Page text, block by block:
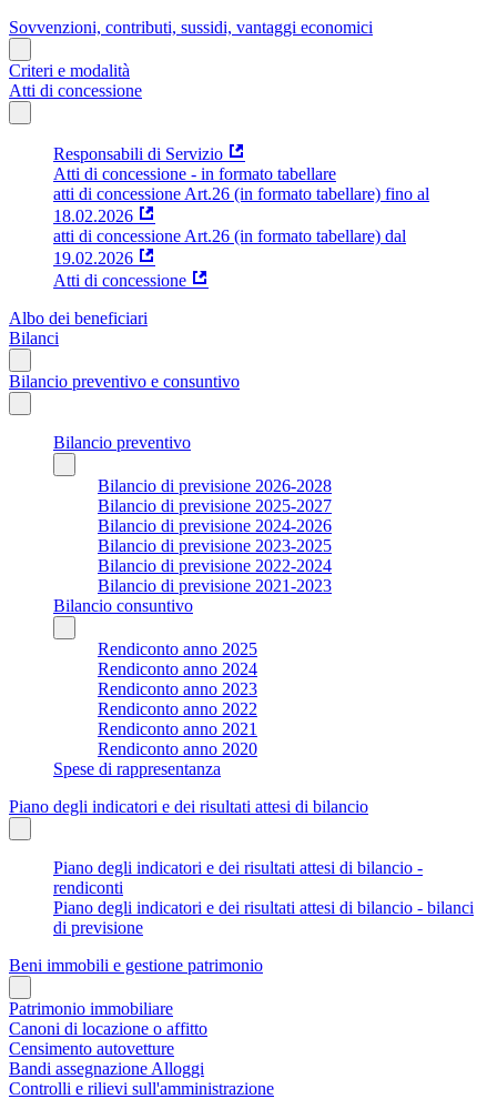
Sovvenzioni, contributi, sussidi, vantaggi economici
Criteri e modalità
Atti di concessione
Responsabili di Servizio
Atti di concessione - in formato tabellare
atti di concessione Art.26 (in formato tabellare) fino al
18.02.2026
atti di concessione Art.26 (in formato tabellare) dal
19.02.2026
Atti di concessione
Albo dei beneficiari
Bilanci
Bilancio preventivo e consuntivo
Bilancio preventivo
Bilancio di previsione 2026-2028
Bilancio di previsione 2025-2027
Bilancio di previsione 2024-2026
Bilancio di previsione 2023-2025
Bilancio di previsione 2022-2024
Bilancio di previsione 2021-2023
Bilancio consuntivo
Rendiconto anno 2025
Rendiconto anno 2024
Rendiconto anno 2023
Rendiconto anno 2022
Rendiconto anno 2021
Rendiconto anno 2020
Spese di rappresentanza
Piano degli indicatori e dei risultati attesi di bilancio
Piano degli indicatori e dei risultati attesi di bilancio -
rendiconti
Piano degli indicatori e dei risultati attesi di bilancio - bilanci
di previsione
Beni immobili e gestione patrimonio
Patrimonio immobiliare
Canoni di locazione o affitto
Censimento autovetture
Bandi assegnazione Alloggi
Controlli e rilievi sull'amministrazione